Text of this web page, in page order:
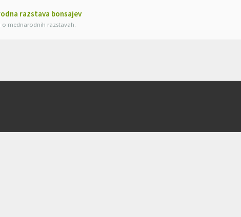
razstava bonsajev
o mednarodnih razstavah.